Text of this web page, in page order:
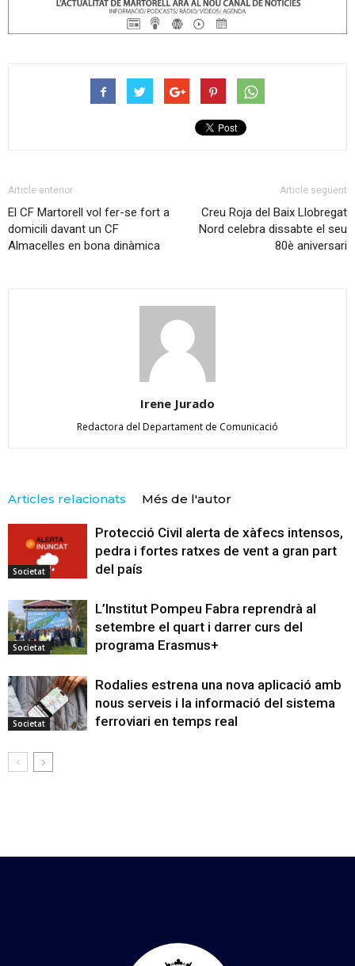
Article anterior
El CF Martorell vol fer-se fort a
domicili davant un CF
Almacelles en bona dinàmica
Article següent
Creu Roja del Baix Llobregat
Nord celebra dissabte el seu
80è aniversari
Irene Jurado
Redactora del Departament de Comunicació
Articles relacionats Més de l'autor
Societat
Protecció Civil alerta de xàfecs intensos,
pedra i fortes ratxes de vent a gran part
del país
Societat
L’Institut Pompeu Fabra reprendrà al
setembre el quart i darrer curs del
programa Erasmus+
Societat
Rodalies estrena una nova aplicació amb
nous serveis i la informació del sistema
ferroviari en temps real